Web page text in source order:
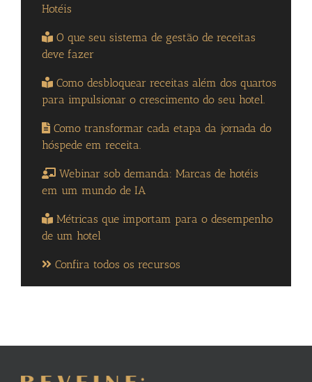
Hotéis
O que seu sistema de gestão de receitas
deve fazer
Como desbloquear receitas além dos quartos
para impulsionar o crescimento do seu hotel.
Como transformar cada etapa da jornada do
hóspede em receita.
Webinar sob demanda: Marcas de hotéis
em um mundo de IA
Métricas que importam para o desempenho
de um hotel
Confira todos os recursos